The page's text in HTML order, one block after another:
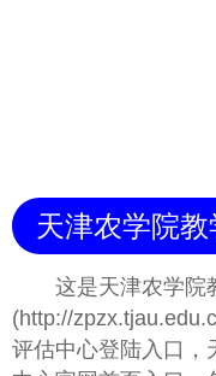
天津农学院
这是天津农学院
(http://
评估中心登陆入口，